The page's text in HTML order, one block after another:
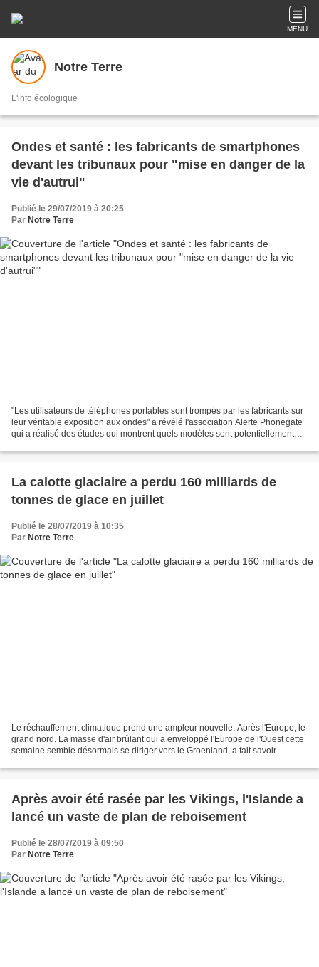
MENU
Notre Terre
L'info écologique
Ondes et santé : les fabricants de smartphones
devant les tribunaux pour "mise en danger de la
vie d'autrui"
Publié le 29/07/2019 à 20:25
Par Notre Terre
"Les utilisateurs de téléphones portables sont trompés par les fabricants sur
leur véritable exposition aux ondes" a révélé l'association Alerte Phonegate
qui a réalisé des études qui montrent quels modèles sont potentiellement
La calotte glaciaire a perdu 160 milliards de
tonnes de glace en juillet
Publié le 28/07/2019 à 10:35
Par Notre Terre
Le réchauffement climatique prend une ampleur nouvelle. Après l'Europe, le
grand nord. La masse d'air brûlant qui a enveloppé l'Europe de l'Ouest cette
semaine semble désormais se diriger vers le Groenland, a fait savoir
Après avoir été rasée par les Vikings, l'Islande a
lancé un vaste de plan de reboisement
Publié le 28/07/2019 à 09:50
Par Notre Terre